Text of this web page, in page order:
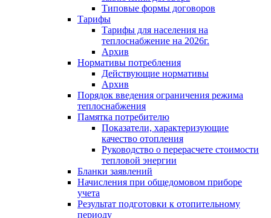
Типовые формы договоров
Тарифы
Тарифы для населения на
теплоснабжение на 2026г.
Архив
Нормативы потребления
Действующие нормативы
Архив
Порядок введения ограничения режима
теплоснабжения
Памятка потребителю
Показатели, характеризующие
качество отопления
Руководство о перерасчете стоимости
тепловой энергии
Бланки заявлений
Начисления при общедомовом приборе
учета
Результат подготовки к отопительному
периоду